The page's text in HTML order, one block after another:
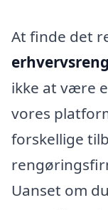
At finde det
ikke at være
vores
forskellige
Uanset om